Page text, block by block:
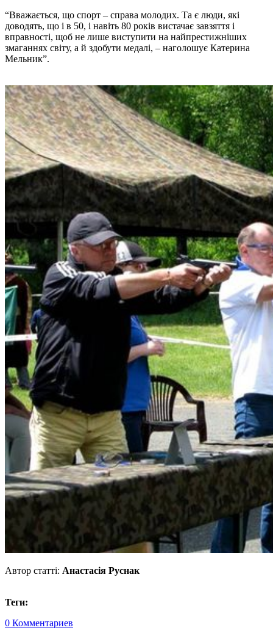
“Вважається, що спорт – справа молодих. Та є люди, які
доводять, що і в 50, і навіть 80 років вистачає завзяття і
вправності, щоб не лише виступити на найпрестижніших
змаганнях світу, а й здобути медалі, – наголошує Катерина
Мельник”.
Автор статті: Анастасія Руснак
Теги:
0 Комментариев